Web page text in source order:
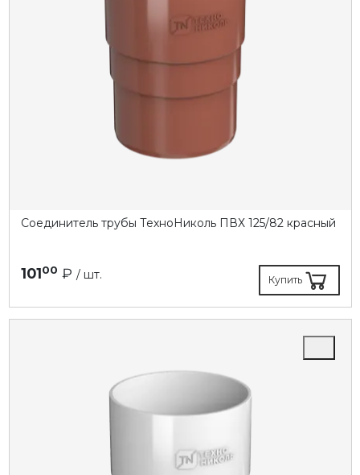
Соединитель трубы ТехноНиколь ПВХ 125/82 красный
10100 ₽ / шт. Купить